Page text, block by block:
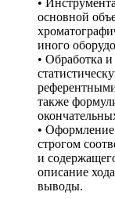
•
основной
иного
• Обработка
также
• Оформление
строгом
и
описание
выводы.